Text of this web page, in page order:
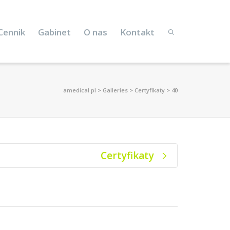
Gabinet O nas Kontakt
amedical.pl > Galleries > Certyfikaty > 40
Certyfikaty